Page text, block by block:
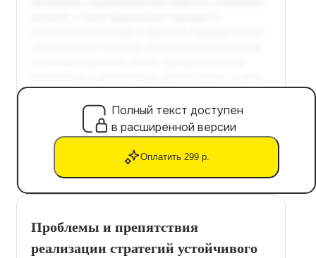
Полный текст доступен
в расширенной версии
Оплатить 299 р.
Проблемы и препятствия
реализации стратегий устойчивого